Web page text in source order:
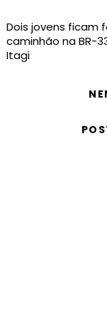
Dois jovens ficam
caminhão na BR-
Itagi